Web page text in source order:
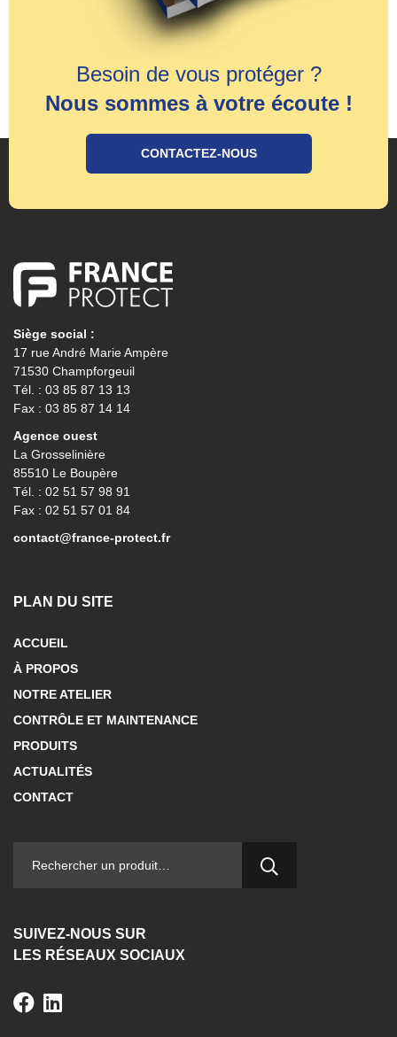
Besoin de vous protéger ?
Nous sommes à votre écoute !
CONTACTEZ-NOUS
Siège social :
17 rue André Marie Ampère
71530 Champforgeuil
Tél. : 03 85 87 13 13
Fax : 03 85 87 14 14
Agence ouest
La Grosselinière
85510 Le Boupère
Tél. : 02 51 57 98 91
Fax : 02 51 57 01 84
contact@france-protect.fr
PLAN DU SITE
ACCUEIL
À PROPOS
NOTRE ATELIER
CONTRÔLE ET MAINTENANCE
PRODUITS
ACTUALITÉS
CONTACT
SUIVEZ-NOUS SUR
LES RÉSEAUX SOCIAUX